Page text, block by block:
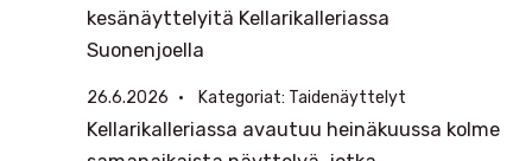
kesänäyttelyitä Kellarikalleriassa
Suonenjoella
26.6.2026 Kategoriat: Taidenäyttelyt
Kellarikalleriassa avautuu heinäkuussa kolme